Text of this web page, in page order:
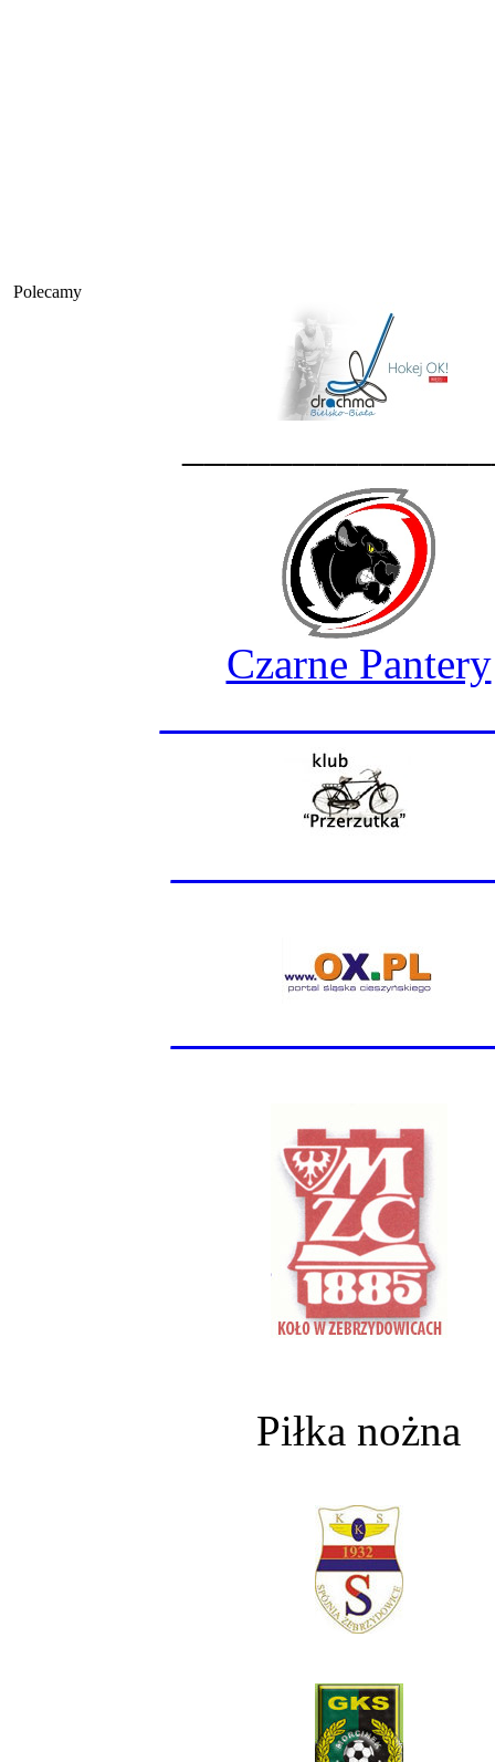
Polecamy
Czarne Pantery
Piłka nożna